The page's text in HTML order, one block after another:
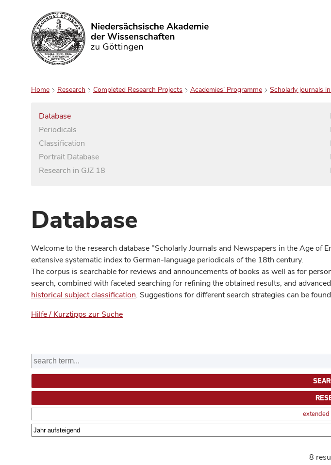
Search
Home Research Completed Research Projects Academies’ Programme Scholarly journals
Database
Periodicals
Classification
Portrait Database
Research in GJZ 18
Database
Welcome to the research database "Scholarly Journals and Newspapers in the Age
extensive systematic index to German-language periodicals of the 18th century.
The corpus is searchable for reviews and announcements of books as well as for
search, combined with faceted searching for refining the obtained results, and
historical subject classification. Suggestions for different search strategies can be
Hilfe / Kurztipps zur Suche
extended
8